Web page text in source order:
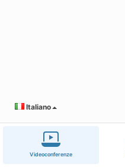
Videoconferenze
Italiano